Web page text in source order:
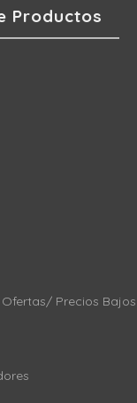
Productos
Precios Bajos